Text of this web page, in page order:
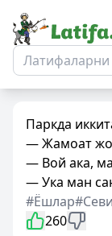
Паркда
— Жамоат
— Вой ака,
— Ука ман
#Ёшлар
260